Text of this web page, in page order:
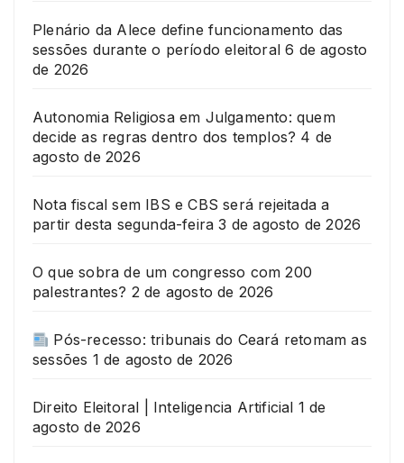
Plenário da Alece define funcionamento das
sessões durante o período eleitoral 6 de agosto
de 2026
Autonomia Religiosa em Julgamento: quem
decide as regras dentro dos templos? 4 de
agosto de 2026
Nota fiscal sem IBS e CBS será rejeitada a
partir desta segunda-feira 3 de agosto de 2026
O que sobra de um congresso com 200
palestrantes? 2 de agosto de 2026
Pós-recesso: tribunais do Ceará retomam as
sessões 1 de agosto de 2026
Direito Eleitoral | Inteligencia Artificial 1 de
agosto de 2026